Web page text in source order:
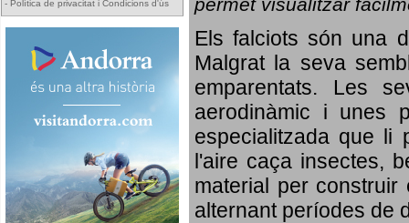
- Política de privacitat i Condicions d'ús
permet visualitzar
Els falciots són una
Malgrat la seva
emparentats. Les
aerodinàmic i unes
especialitzada que li
l'aire caça insectes,
material per
alternant períodes de